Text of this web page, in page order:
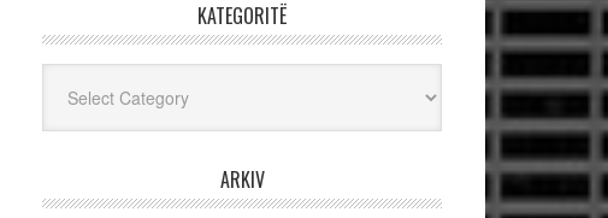
KATEGORITË
ARKIV